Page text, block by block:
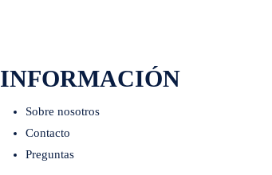
INFORMACIÓN
Sobre nosotros
Contacto
Preguntas